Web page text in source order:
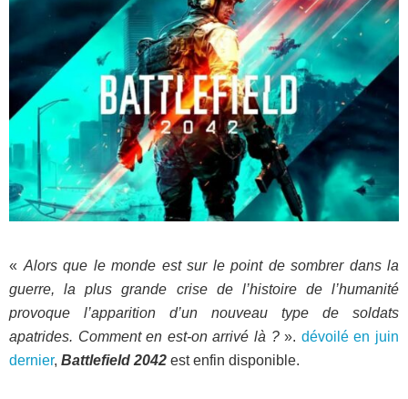
« Alors que le monde est sur le point de sombrer dans la
guerre, la plus grande crise de l’histoire de l’humanité
provoque l’apparition d’un nouveau type de soldats
apatrides. Comment en est-on arrivé là ?». dévoilé en juin
dernier, Battlefield 2042 est enfin disponible.